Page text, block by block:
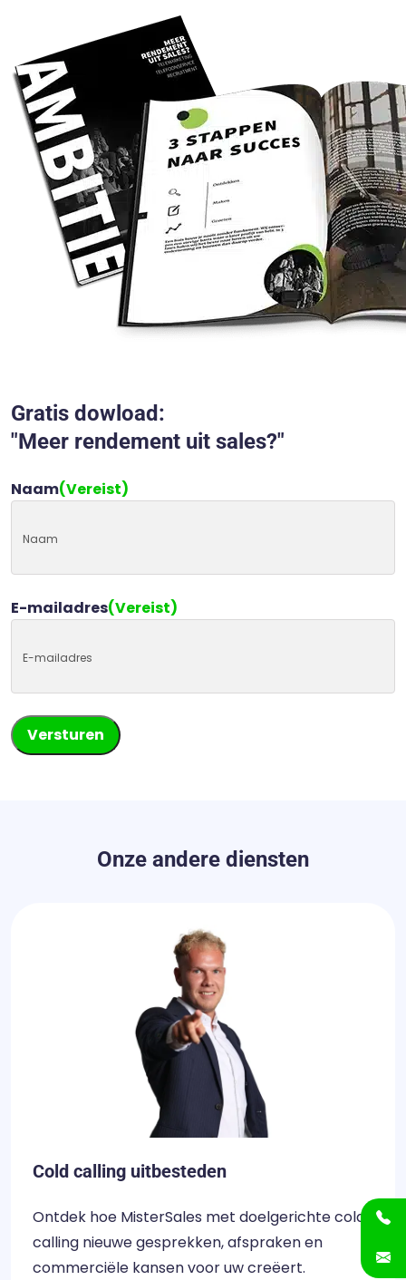
Gratis dowload:
"Meer rendement uit sales?"
Naam(Vereist)
E-mailadres(Vereist)
Onze andere diensten
Cold calling uitbesteden
Ontdek hoe MisterSales met doelgerichte cold
calling nieuwe gesprekken, afspraken en
commerciële kansen voor uw creëert.